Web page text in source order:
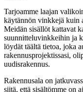
Tarjoamme laajan
käytännön vinkkejä kuin
Meidän sisällöt kattavat
suunnitteluvinkkeihin ja
löydät täältä tietoa, joka
rakennusprojektissasi,
uudisrakennus.
Rakennusala on
siitä, että sisältömme on